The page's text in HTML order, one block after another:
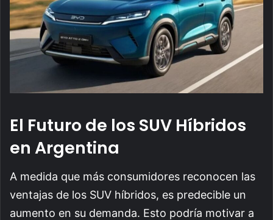
El Futuro de los SUV Híbridos
en Argentina
A medida que más consumidores reconocen las
ventajas de los SUV híbridos, es predecible un
aumento en su demanda. Esto podría motivar a